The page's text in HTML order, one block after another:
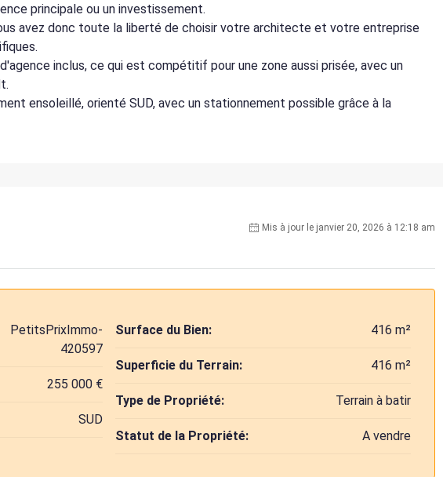
principale ou un investissement.
avez donc toute la liberté de choisir votre architecte et votre entreprise
inclus, ce qui est compétitif pour une zone aussi prisée, avec un
ensoleillé, orienté SUD, avec un stationnement possible grâce à la
Mis à jour le janvier 20, 2026 à 12:18 am
PetitsPrixImmo-
420597
255 000 €
SUD
Surface du Bien: 416 m²
Superficie du Terrain: 416 m²
Type de Propriété: Terrain à batir
Statut de la Propriété: A vendre